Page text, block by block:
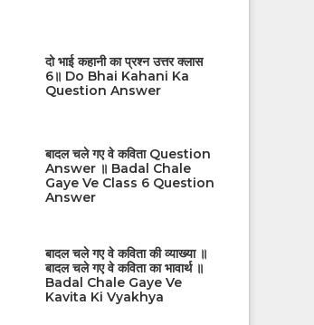
दो भाई कहानी का प्रश्न उत्तर क्लास
6॥ Do Bhai Kahani Ka
Question Answer
बादल चले गए वे कविता Question
Answer ॥ Badal Chale
Gaye Ve Class 6 Question
Answer
बादल चले गए वे कविता की व्याख्या ॥
बादल चले गए वे कविता का भावार्थ ॥
Badal Chale Gaye Ve
Kavita Ki Vyakhya